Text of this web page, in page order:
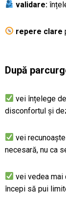
validare:
repere clare
După
vei înțelege
disconfortul și
vei
necesară, nu ca
vei vedea mai
începi să pui